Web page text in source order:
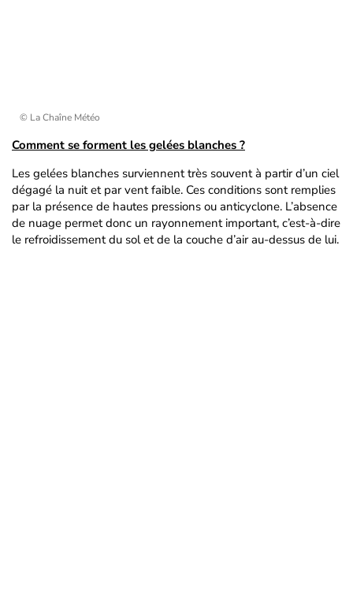
© La Chaîne Météo
Comment se forment les gelées blanches ?
Les gelées blanches surviennent très souvent à partir d’un ciel
dégagé la nuit et par vent faible. Ces conditions sont remplies
par la présence de hautes pressions ou anticyclone. L’absence
de nuage permet donc un rayonnement important, c’est-à-dire
le refroidissement du sol et de la couche d’air au-dessus de lui.